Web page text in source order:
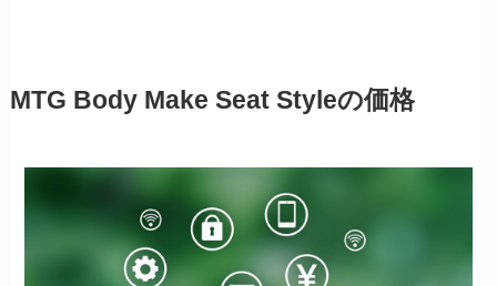
MTG Body Make Seat Styleの価格